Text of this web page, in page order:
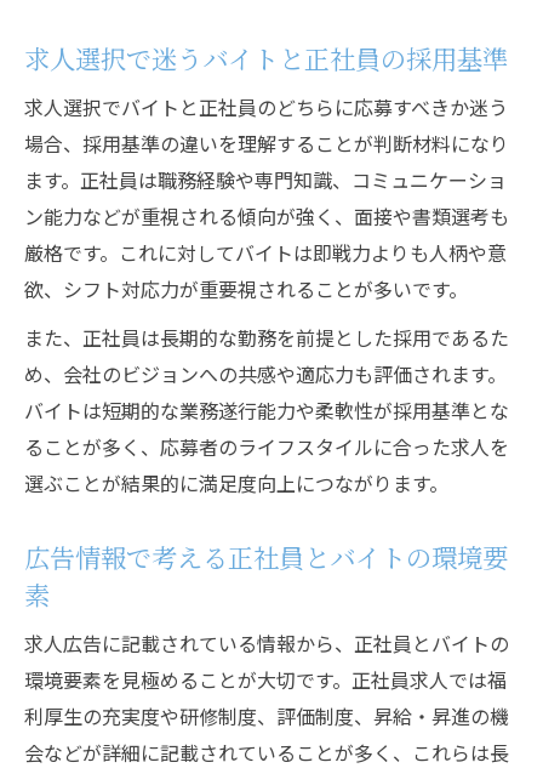
求人選択で迷うバイトと正社員の採用基準
求人選択でバイトと正社員のどちらに応募すべきか迷う
場合、採用基準の違いを理解することが判断材料になり
ます。正社員は職務経験や専門知識、コミュニケーショ
ン能力などが重視される傾向が強く、面接や書類選考も
厳格です。これに対してバイトは即戦力よりも人柄や意
欲、シフト対応力が重要視されることが多いです。
また、正社員は長期的な勤務を前提とした採用であるた
め、会社のビジョンへの共感や適応力も評価されます。
バイトは短期的な業務遂行能力や柔軟性が採用基準とな
ることが多く、応募者のライフスタイルに合った求人を
選ぶことが結果的に満足度向上につながります。
広告情報で考える正社員とバイトの環境要
素
求人広告に記載されている情報から、正社員とバイトの
環境要素を見極めることが大切です。正社員求人では福
利厚生の充実度や研修制度、評価制度、昇給・昇進の機
会などが詳細に記載されていることが多く、これらは長